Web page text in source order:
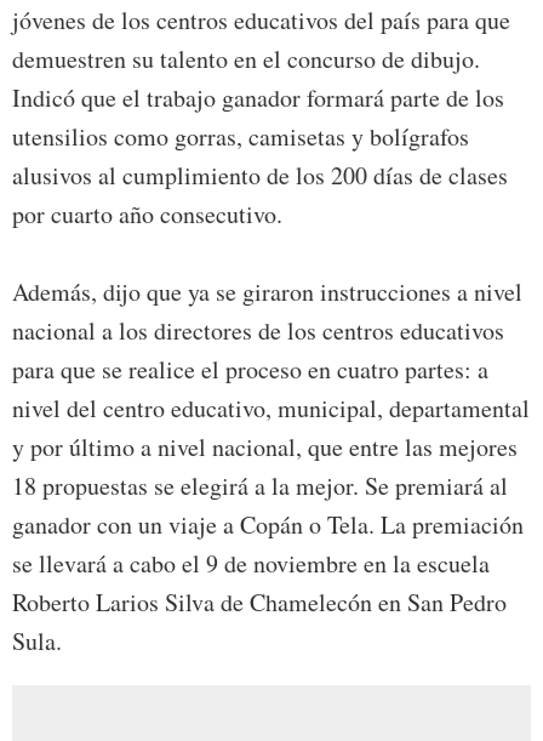
jóvenes de los centros educativos del país para que
demuestren su talento en el concurso de dibujo.
Indicó que el trabajo ganador formará parte de los
utensilios como gorras, camisetas y bolígrafos
alusivos al cumplimiento de los 200 días de clases
por cuarto año consecutivo.
Además, dijo que ya se giraron instrucciones a nivel
nacional a los directores de los centros educativos
para que se realice el proceso en cuatro partes: a
nivel del centro educativo, municipal, departamental
y por último a nivel nacional, que entre las mejores
18 propuestas se elegirá a la mejor. Se premiará al
ganador con un viaje a Copán o Tela. La premiación
se llevará a cabo el 9 de noviembre en la escuela
Roberto Larios Silva de Chamelecón en San Pedro
Sula.